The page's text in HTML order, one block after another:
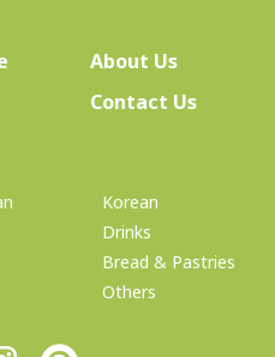
About Us(current)
Contact Us
Korean
Drinks
Bread & Pastries
Others